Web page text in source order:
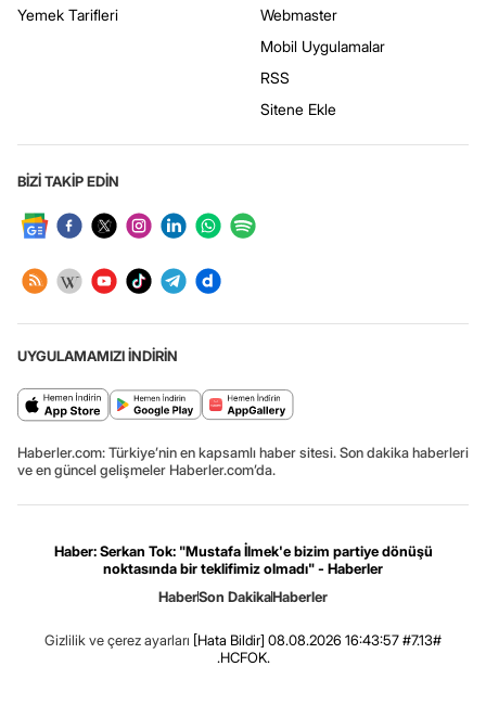
Yemek Tarifleri
Webmaster
Mobil Uygulamalar
RSS
Sitene Ekle
BİZİ TAKİP EDİN
UYGULAMAMIZI İNDİRİN
Haberler.com: Türkiye’nin en kapsamlı haber sitesi. Son dakika haberleri
ve en güncel gelişmeler Haberler.com’da.
Haber: Serkan Tok: "Mustafa İlmek'e bizim partiye dönüşü
noktasında bir teklifimiz olmadı" - Haberler
HaberSon DakikaHaberler
Gizlilik ve çerez ayarları [Hata Bildir] 08.08.2026 16:43:57 #7.13#
.HCFOK.